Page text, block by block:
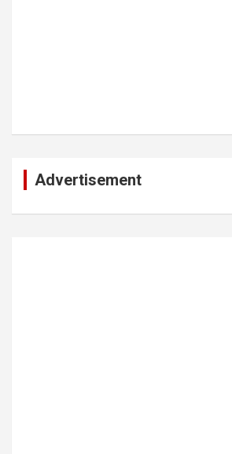
Advertisement